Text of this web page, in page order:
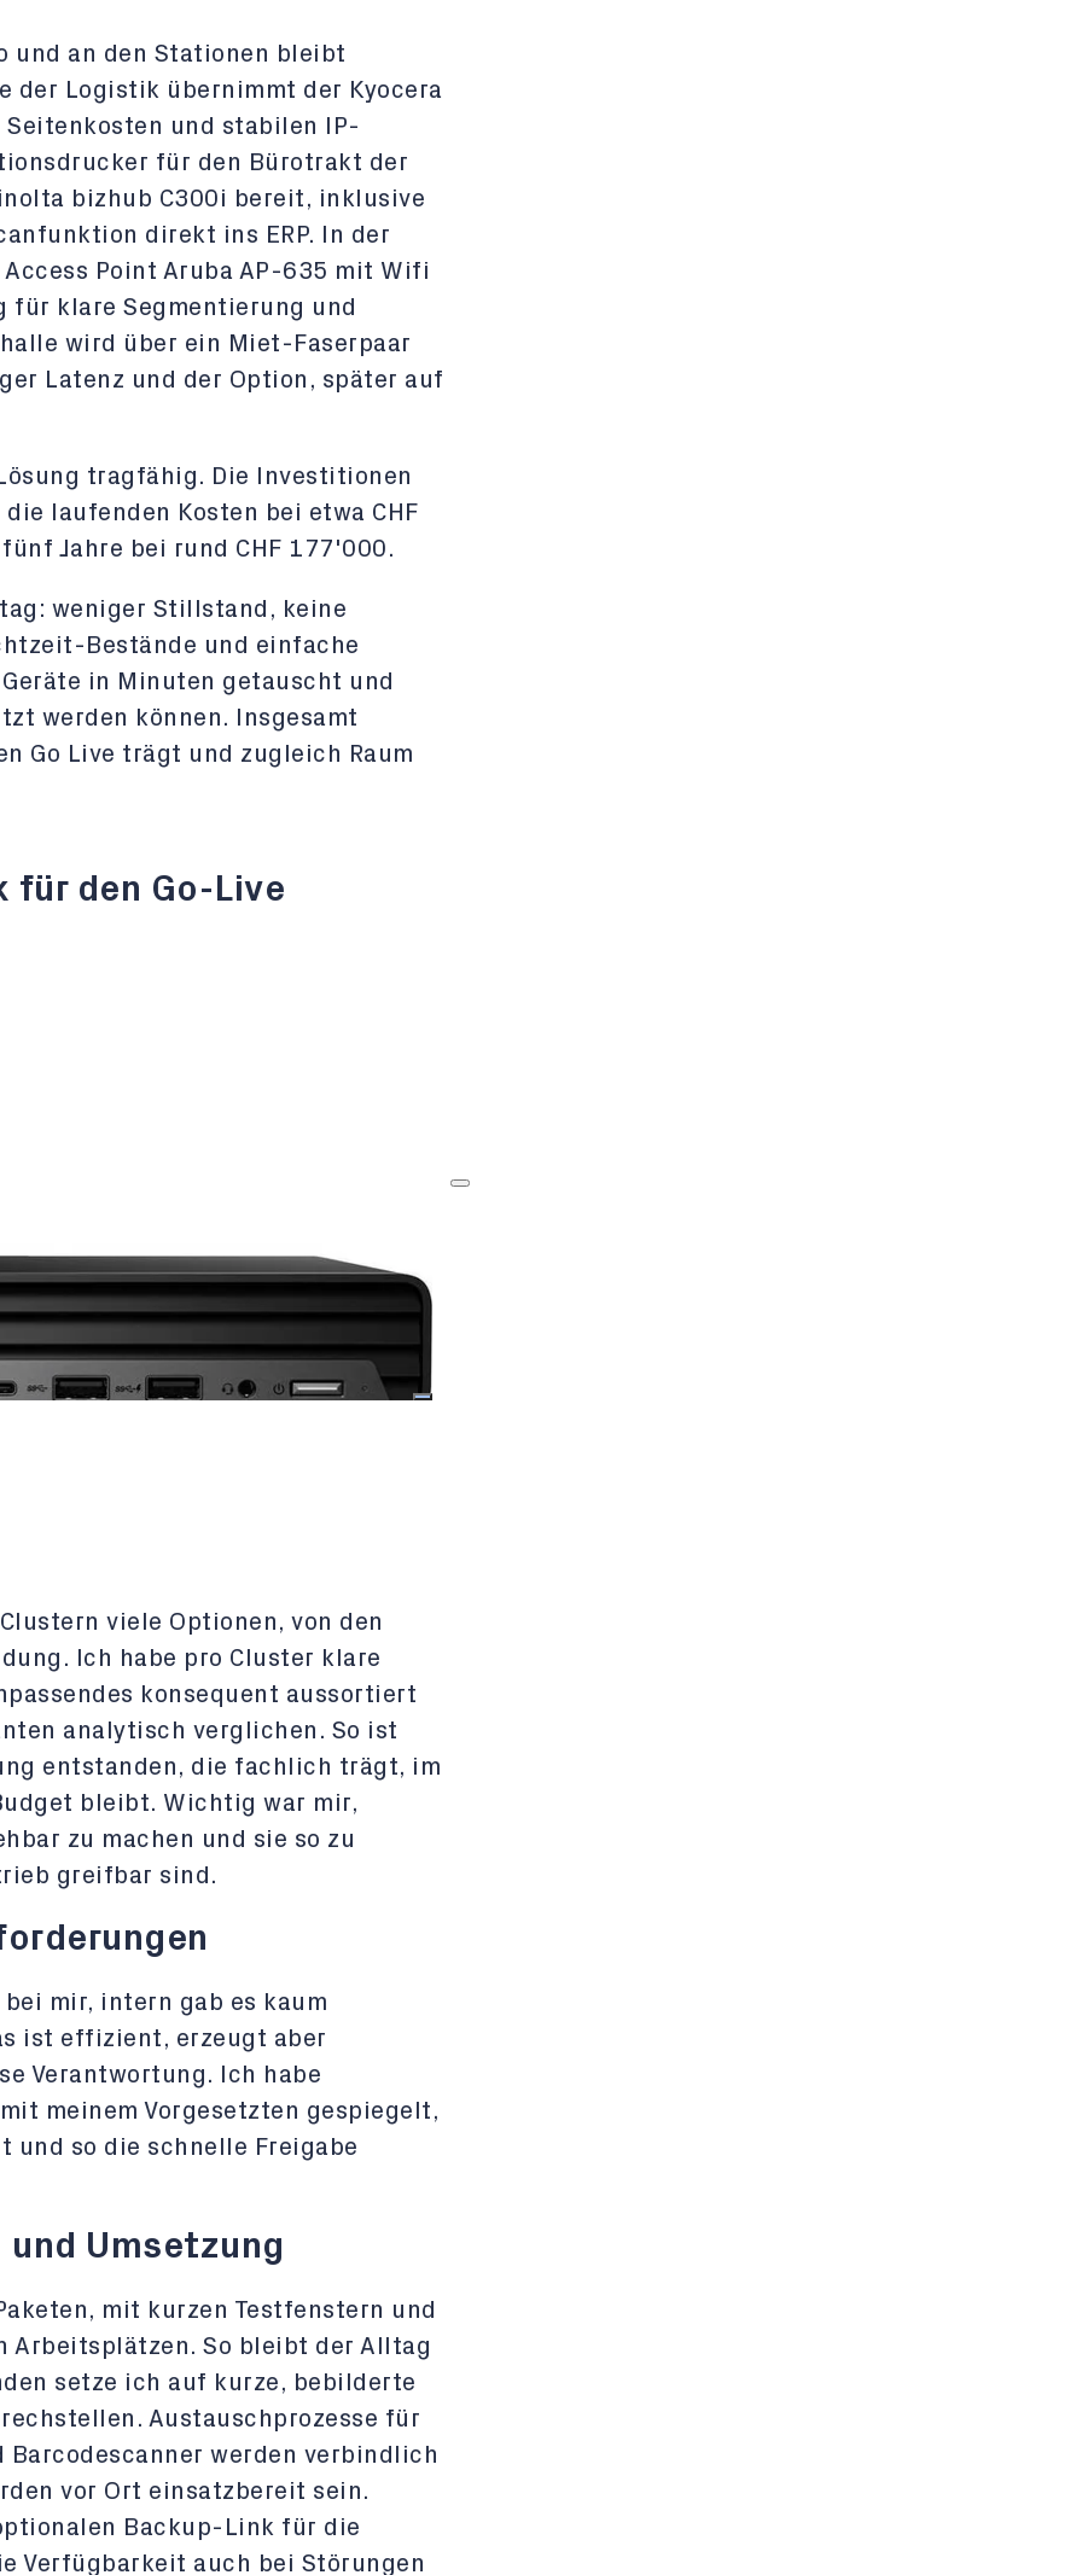
und an den Stationen bleibt
der Logistik übernimmt der Kyocera
Seitenkosten und stabilen IP-
für den Bürotrakt der
bizhub C300i bereit, inklusive
direkt ins ERP. In der
Point Aruba AP-635 mit Wifi
für klare Segmentierung und
wird über ein Miet-Faserpaar
Latenz und der Option, später auf
tragfähig. Die Investitionen
laufenden Kosten bei etwa CHF
Jahre bei rund CHF 177'000.
weniger Stillstand, keine
Bestände und einfache
in Minuten getauscht und
werden können. Insgesamt
Go Live trägt und zugleich Raum
für den Go-Live
viele Optionen, von den
Ich habe pro Cluster klare
konsequent aussortiert
analytisch verglichen. So ist
entstanden, die fachlich trägt, im
bleibt. Wichtig war mir,
zu machen und sie so zu
greifbar sind.
mir, intern gab es kaum
ist effizient, erzeugt aber
Verantwortung. Ich habe
meinem Vorgesetzten gespiegelt,
und so die schnelle Freigabe
Umsetzung
mit kurzen Testfenstern und
Arbeitsplätzen. So bleibt der Alltag
setze ich auf kurze, bebilderte
Austauschprozesse für
werden verbindlich
vor Ort einsatzbereit sein.
Backup-Link für die
Verfügbarkeit auch bei Störungen